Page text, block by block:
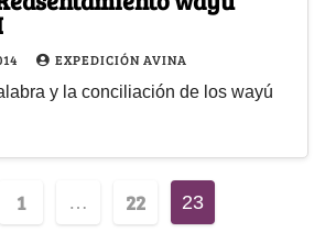
EXPEDICIÓN AVINA
y la conciliación de los wayú
1 … 22 23